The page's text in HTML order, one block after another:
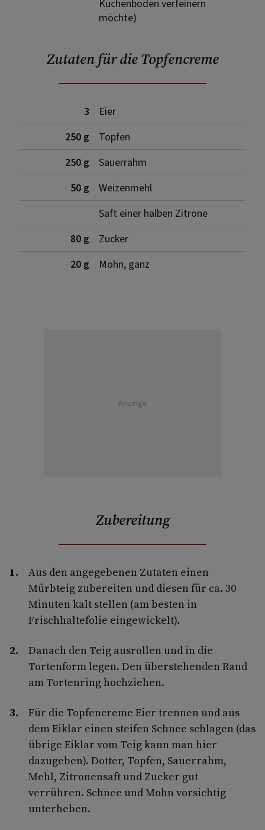
Kuchenboden verfeinern
möchte)
Zutaten für die Topfencreme
3
Eier
250 g
Topfen
250 g
Sauerrahm
50 g
Weizenmehl
Saft einer halben Zitrone
80 g
Zucker
20 g
Mohn, ganz
Anzeige
Zubereitung
Aus den angegebenen Zutaten einen
Mürbteig zubereiten und diesen für ca. 30
Minuten kalt stellen (am besten in
Frischhaltefolie eingewickelt).
Danach den Teig ausrollen und in die
Tortenform legen. Den überstehenden Rand
am Tortenring hochziehen.
Für die Topfencreme Eier trennen und aus
dem Eiklar einen steifen Schnee schlagen (das
übrige Eiklar vom Teig kann man hier
dazugeben). Dotter, Topfen, Sauerrahm,
Mehl, Zitronensaft und Zucker gut
verrühren. Schnee und Mohn vorsichtig
unterheben.